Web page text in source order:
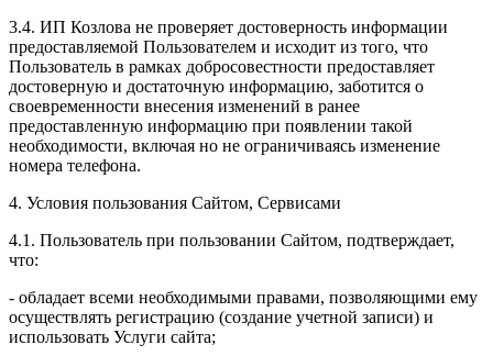
3.4. ИП Козлова не проверяет достоверность информации
предоставляемой Пользователем и исходит из того, что
Пользователь в рамках добросовестности предоставляет
достоверную и достаточную информацию, заботится о
своевременности внесения изменений в ранее
предоставленную информацию при появлении такой
необходимости, включая но не ограничиваясь изменение
номера телефона.
4. Условия пользования Сайтом, Сервисами
4.1. Пользователь при пользовании Сайтом, подтверждает,
что:
- обладает всеми необходимыми правами, позволяющими ему
осуществлять регистрацию (создание учетной записи) и
использовать Услуги сайта;